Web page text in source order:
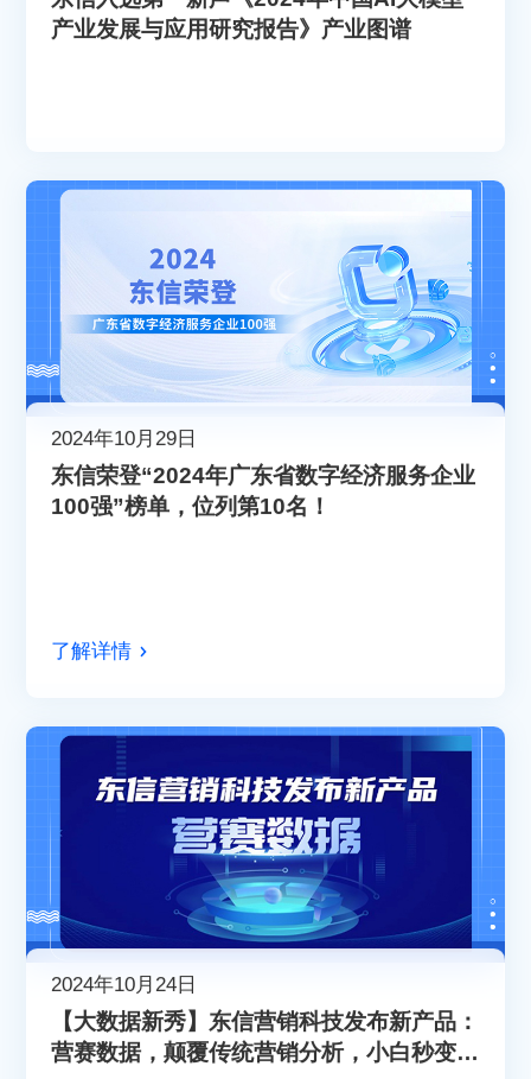
产业发展与应用研究报告》产业图谱
2024年10月29日
东信荣登“2024年广东省数字经济服务企业
100强”榜单，位列第10名！
了解详情
2024年10月24日
【大数据新秀】东信营销科技发布新产品：
营赛数据，颠覆传统营销分析，小白秒变专